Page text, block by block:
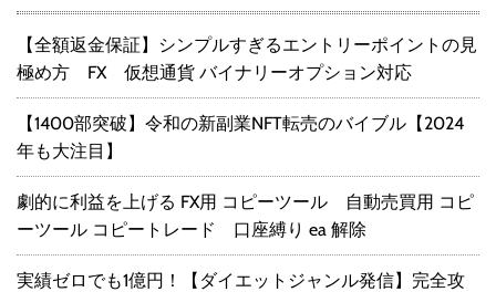
【全額返金保証】シンプルすぎるエントリーポイントの見
極め方 FX 仮想通貨 バイナリーオプション対応
【1400部突破】令和の新副業NFT転売のバイブル【2024
年も大注目】
劇的に利益を上げる FX用 コピーツール 自動売買用 コピ
ーツール コピートレード 口座縛り ea 解除
実績ゼロでも1億円！【ダイエットジャンル発信】完全攻